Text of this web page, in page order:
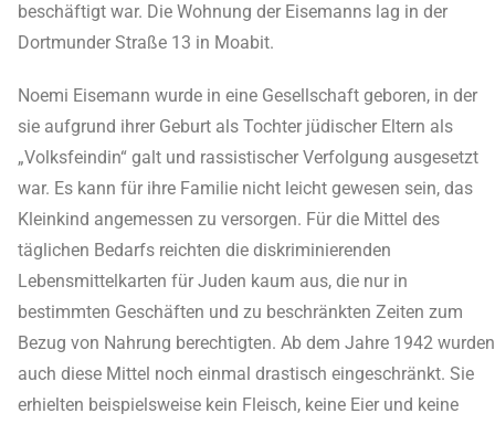
beschäftigt war. Die Wohnung der Eisemanns lag in der
Dortmunder Straße 13 in Moabit.
Noemi Eisemann wurde in eine Gesellschaft geboren, in der
sie aufgrund ihrer Geburt als Tochter jüdischer Eltern als
„Volksfeindin“ galt und rassistischer Verfolgung ausgesetzt
war. Es kann für ihre Familie nicht leicht gewesen sein, das
Kleinkind angemessen zu versorgen. Für die Mittel des
täglichen Bedarfs reichten die diskriminierenden
Lebensmittelkarten für Juden kaum aus, die nur in
bestimmten Geschäften und zu beschränkten Zeiten zum
Bezug von Nahrung berechtigten. Ab dem Jahre 1942 wurden
auch diese Mittel noch einmal drastisch eingeschränkt. Sie
erhielten beispielsweise kein Fleisch, keine Eier und keine